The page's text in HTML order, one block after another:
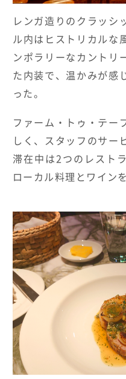
レンガ造りのクラッシ
ル内はヒストリカルな
ンポラリーなカントリ
た内装で、温かみが感
った。
ファーム・トゥ・テー
しく、スタッフのサー
滞在中は 2 つのレスト
ローカル料理とワイン